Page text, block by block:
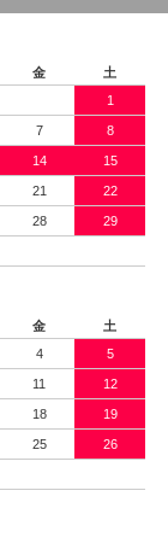
金
土
1
7 8
14 15
21 22
28 29
金
土
4 5
11 12
18 19
25 26